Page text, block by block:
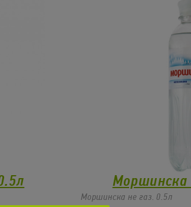
Моршинска
Моршинска не газ. 0.5л